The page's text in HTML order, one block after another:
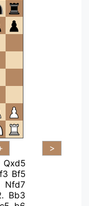
Qxd5
f3 Bf5
Nfd7
Bb3